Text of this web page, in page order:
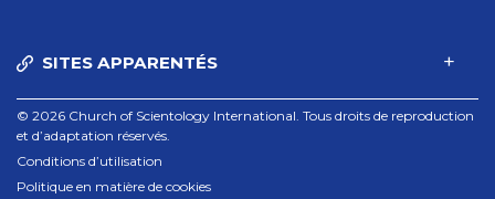
SITES APPARENTÉS
© 2026 Church of Scientology International. Tous droits de reproduction
et d’adaptation réservés.
Conditions d’utilisation
Politique en matière de cookies